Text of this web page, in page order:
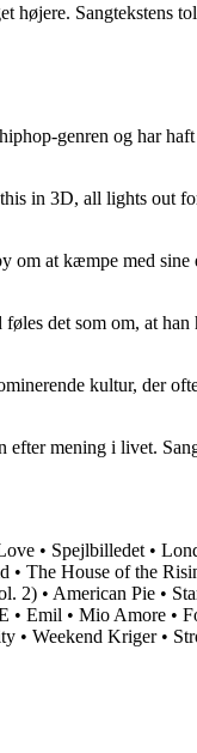
Sangtekstens
genren og har
in 3D, all lights out
om at kæmpe med sine
det som om, at
kultur, der
efter mening i livet.
• Spejlbilledet •
• The House of the
2) • American Pie •
• Emil • Mio Amore •
• Weekend Kriger•